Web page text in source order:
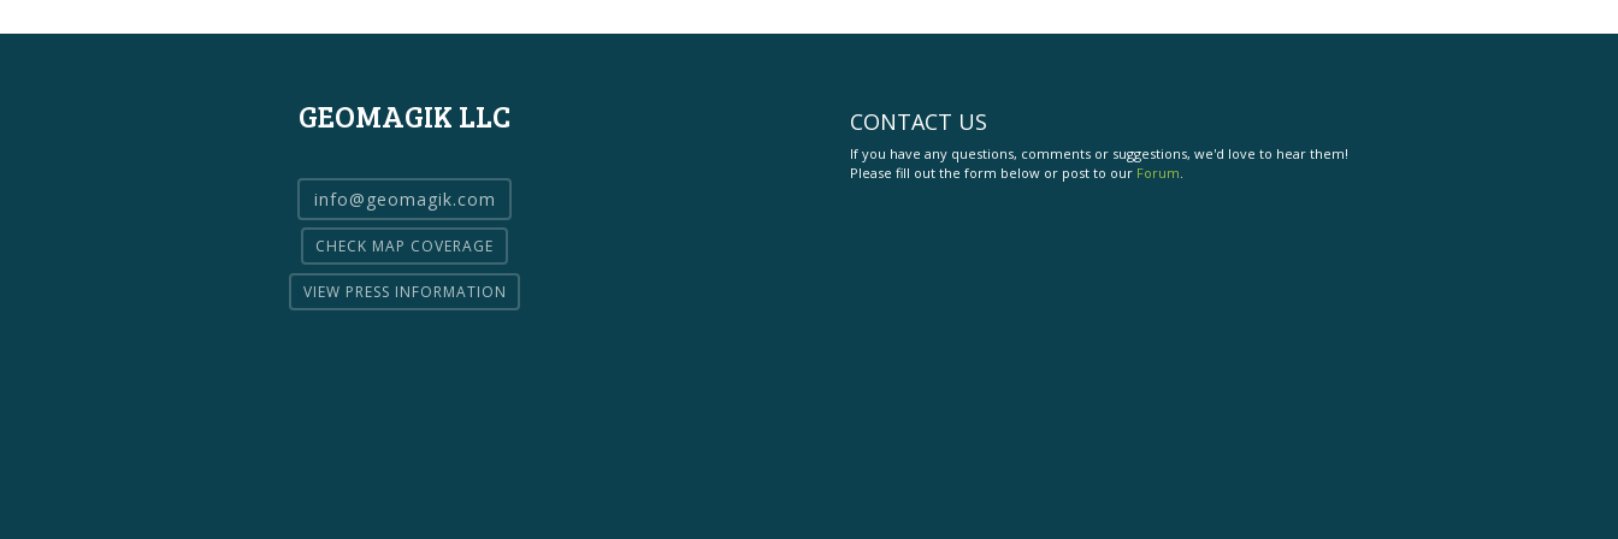
GEOMAGIK LLC
info@geomagik.com
CHECK MAP COVERAGE
VIEW PRESS INFORMATION
CONTACT US
If you have any questions, comments or suggestions, we'd love to hear them!
Please fill out the form below or post to our Forum.